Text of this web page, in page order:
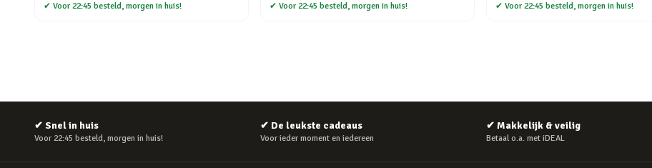
✔ Voor 22:45 besteld, morgen in huis! ✔ Voor 22:45 besteld, morgen in huis! ✔ Voor 22:45 besteld, morgen in huis!
✔ Snel in huis
Voor 22:45 besteld, morgen in huis!
✔ De leukste cadeaus
Voor ieder moment en iedereen
✔ Makkelijk & veilig
Betaal o.a. met iDEAL